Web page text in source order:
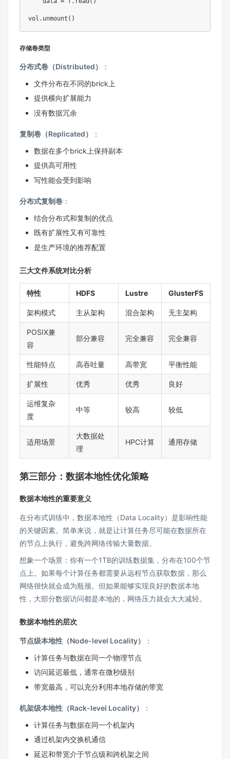
vol . unmount ( )
存储卷类型
分布式卷（Distributed）
：
文件分布在不同的brick上
提供横向扩展能力
没有数据冗余
复制卷（Replicated）
：
数据在多个brick上保持副本
提供高可用性
写性能会受到影响
分布式复制卷 ：
结合分布式和复制的优点
既有扩展性又有可靠性
是生产环境的推荐配置
三大文件系统对比分析
特性 HDFS Lustre GlusterFS
架构模式 主从架构 混合架构 无主架构
POSIX兼
容
部分兼容 完全兼容 完全兼容
性能特点 高吞吐量 高带宽 平衡性能
扩展性 优秀 优秀 良好
运维复杂
度
中等 较高 较低
适用场景
大数据处
理
HPC计算 通用存储
第三部分：数据本地性优化策略
数据本地性的重要意义
在分布式训练中，数据本地性（Data Locality）是影响性能
的关键因素。简单来说，就是让计算任务尽可能在数据所在
的节点上执行，避免跨网络传输大量数据。
想象一个场景：你有一个1TB的训练数据集，分布在100个节
点上。如果每个计算任务都需要从远程节点获取数据，那么
网络很快就会成为瓶颈。但如果能够实现良好的数据本地
性，大部分数据访问都是本地的，网络压力就会大大减轻。
数据本地性的层次
节点级本地性（Node-level Locality）
：
计算任务与数据在同一个物理节点
访问延迟最低，通常在微秒级别
带宽最高，可以充分利用本地存储的带宽
机架级本地性（Rack-level Locality）
：
计算任务与数据在同一个机架内
通过机架内交换机通信
延迟和带宽介于节点级和跨机架之间